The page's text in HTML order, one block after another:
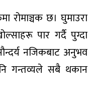
रोमाञ्चक छ। घुमाउरा
पार गर्दै पुग्दा
नजिकबाट अनुभव
गन्तव्यले सबै थकान